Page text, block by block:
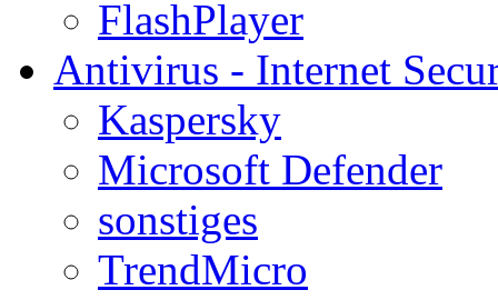
FlashPlayer
Antivirus - Internet
Kaspersky
Microsoft Defender
sonstiges
TrendMicro